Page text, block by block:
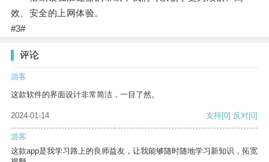
效、安全的上网体验。
#3#
评论
游客
这款软件的界面设计非常简洁，一目了然。
2024-01-14 支持[0] 反对[0]
游客
这款app是我学习路上的良师益友，让我能够随时随地学习新知识，拓宽